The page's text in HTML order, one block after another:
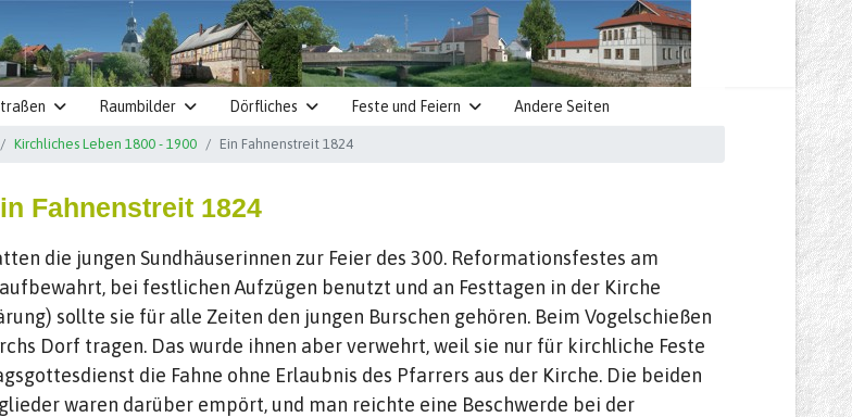
Raumbilder Dörfliches Feste und Feiern Andere Seiten
Kirchliches Leben 1800 - 1900 Ein Fahnenstreit 1824
Fahnenstreit 1824
die jungen Sundhäuserinnen zur Feier des 300. Reformationsfestes am
bei festlichen Aufzügen benutzt und an Festtagen in der Kirche
sollte sie für alle Zeiten den jungen Burschen gehören. Beim Vogelschießen
Dorf tragen. Das wurde ihnen aber verwehrt, weil sie nur für kirchliche Feste
die Fahne ohne Erlaubnis des Pfarrers aus der Kirche. Die beiden
waren darüber empört, und man reichte eine Beschwerde bei der